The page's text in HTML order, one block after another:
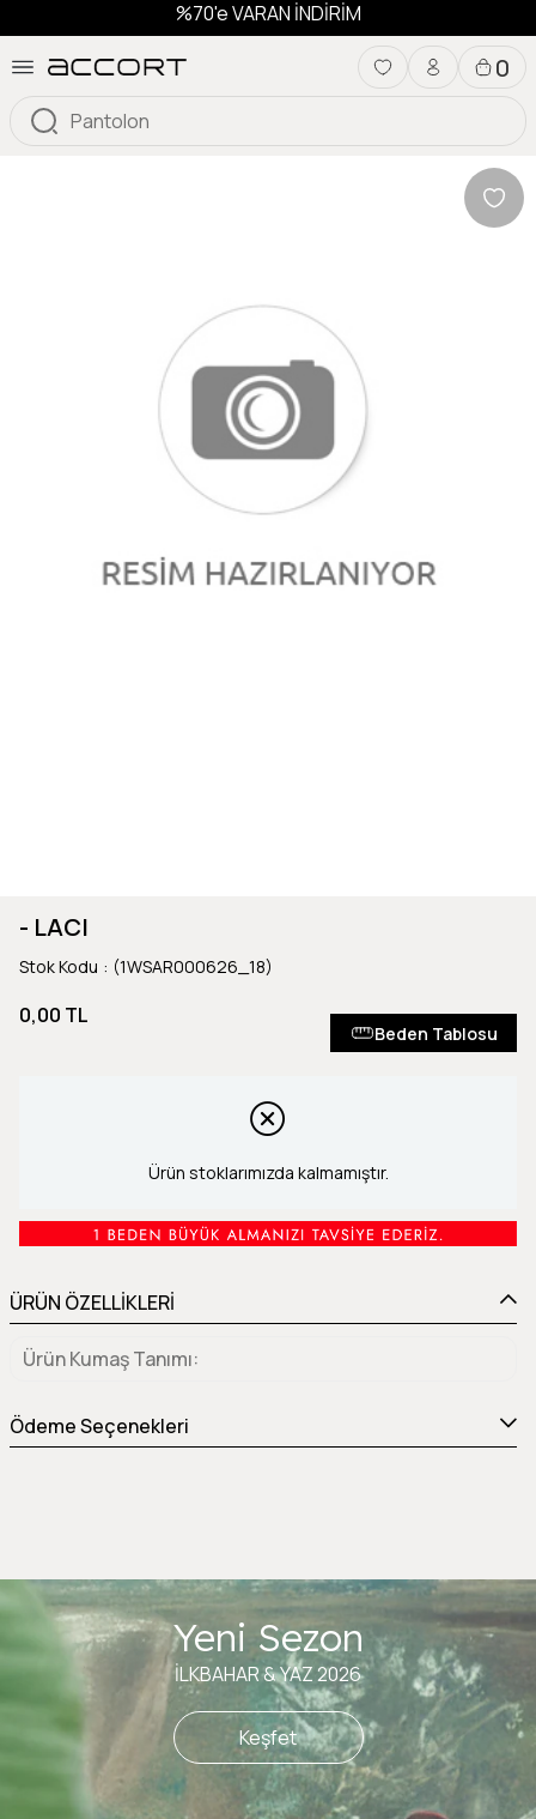
%70'e VARAN İNDİRİM
0
- LACI
Stok Kodu (1WSAR000626_18)
0,00 TL
Beden Tablosu
Ürün stoklarımızda kalmamıştır.
ÜRÜN ÖZELLİKLERİ
Ürün Kumaş Tanımı
Ödeme Seçenekleri
Yeni Sezon
İLKBAHAR & YAZ 2026
Keşfet